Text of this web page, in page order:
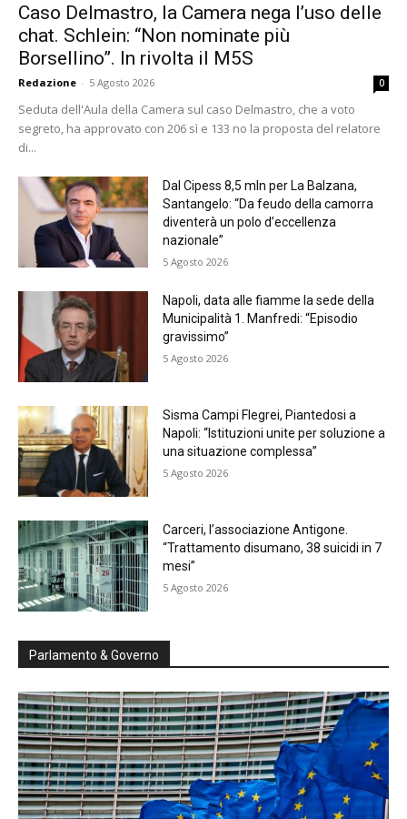
Caso Delmastro, la Camera nega l’uso delle
chat. Schlein: “Non nominate più
Borsellino”. In rivolta il M5S
Redazione - 5 Agosto 2026 0
Seduta dell'Aula della Camera sul caso Delmastro, che a voto
segreto, ha approvato con 206 sì e 133 no la proposta del relatore
di...
Dal Cipess 8,5 mln per La Balzana,
Santangelo: “Da feudo della camorra
diventerà un polo d’eccellenza
nazionale”
5 Agosto 2026
Napoli, data alle fiamme la sede della
Municipalità 1. Manfredi: “Episodio
gravissimo”
5 Agosto 2026
Sisma Campi Flegrei, Piantedosi a
Napoli: “Istituzioni unite per soluzione a
una situazione complessa”
5 Agosto 2026
Carceri, l’associazione Antigone.
“Trattamento disumano, 38 suicidi in 7
mesi”
5 Agosto 2026
Parlamento & Governo